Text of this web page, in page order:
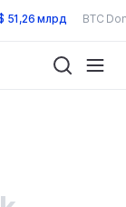
51,26 млрд BTC